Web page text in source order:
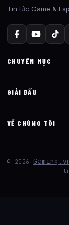
Tin tức Game &
CHUYÊN MỤC
GIẢI ĐẤU
VỀ CHÚNG TÔI
© 2026